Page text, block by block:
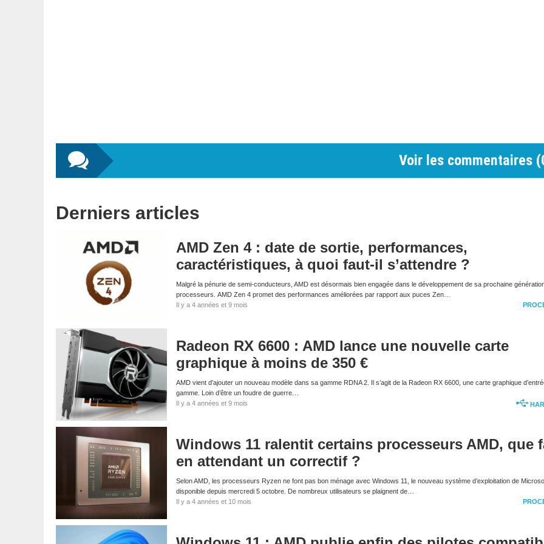
Voir les commentaires (
Derniers articles
AMD Zen 4 : date de sortie, performances,
caractéristiques, à quoi faut-il s’attendre ?
Malgré la pénurie de semi-conducteurs, AMD est désormais bien engagée dans le développement de sa prochaine
processeurs. AMD Zen 4 promet des performances améliorées par rapport aux puces Zen…
Il y a 4 années et 9 mois
Radeon RX 6600 : AMD lance une nouvelle carte
graphique à moins de 350 €
AMD vient d’ajouter un nouveau modèle dans sa gamme RDNA 2. Il s’agit de la Radeon RX 6600, une carte graphique
gamme. Loin d’être un foudre de guerre…
Il y a 4 années et 9 mois
Windows 11 ralentit certains processeurs AMD, que
en attendant un correctif ?
Selon AMD, les processeurs Ryzen ne font pas bon ménage avec Windows 11, le nouveau système d’exploitation de
disponible depuis mercredi 5 octobre. De nombreux utilisateurs se plaignent de…
Il y a 4 années et 10 mois